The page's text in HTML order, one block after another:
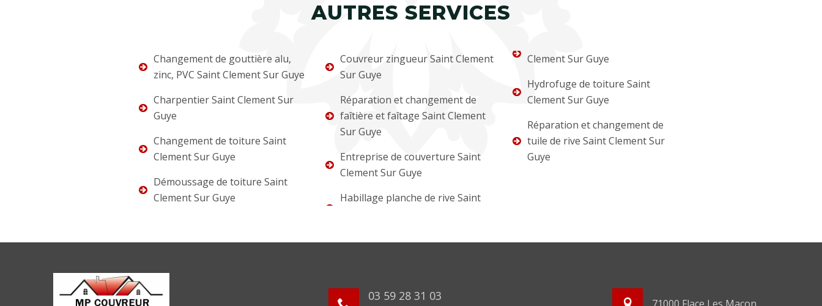
AUTRES SERVICES
Changement de gouttière alu,
zinc, PVC Saint Clement Sur Guye
Charpentier Saint Clement Sur
Guye
Changement de toiture Saint
Clement Sur Guye
Démoussage de toiture Saint
Clement Sur Guye
Couvreur zingueur Saint Clement
Sur Guye
Réparation et changement de
faîtière et faîtage Saint Clement
Sur Guye
Entreprise de couverture Saint
Clement Sur Guye
Habillage planche de rive Saint
Clement Sur Guye
Hydrofuge de toiture Saint
Clement Sur Guye
Réparation et changement de
tuile de rive Saint Clement Sur
Guye
03 59 28 31 03